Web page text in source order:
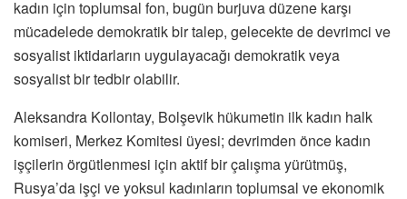
kadın için toplumsal fon, bugün burjuva düzene karşı
mücadelede demokratik bir talep, gelecekte de devrimci ve
sosyalist iktidarların uygulayacağı demokratik veya
sosyalist bir tedbir olabilir.
Aleksandra Kollontay, Bolşevik hükumetin ilk kadın halk
komiseri, Merkez Komitesi üyesi; devrimden önce kadın
işçilerin örgütlenmesi için aktif bir çalışma yürütmüş,
Rusya’da işçi ve yoksul kadınların toplumsal ve ekonomik